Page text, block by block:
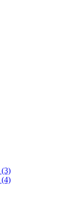
(3)
(4)